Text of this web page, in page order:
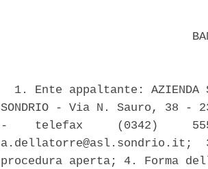
1. Ente appaltante: AZIENDA
SONDRIO - Via N. Sauro, 38 -
-    telefax     (0342)
a.dellatorre@asl.sondrio.it;
procedura aperta; 4. Forma